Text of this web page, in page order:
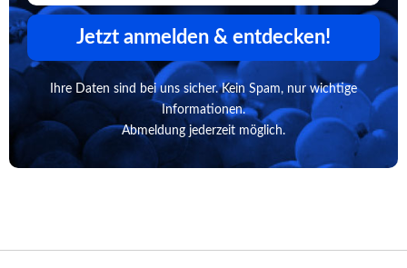
Jetzt anmelden & entdecken!
Ihre Daten sind bei uns sicher. Kein Spam, nur wichtige
Informationen.
Abmeldung jederzeit möglich.